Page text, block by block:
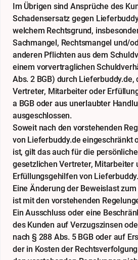
Im Übrigen sind Ansprüche des
Schadensersatz gegen
welchem Rechtsgrund,
Sachmangel, Rechtsmangel und/
anderen Pflichten aus dem
einem vorvertraglichen
Abs. 2 BGB) durch
Vertreter, Mitarbeiter oder
a BGB oder aus unerlaubter
ausgeschlossen.
Soweit nach den vorstehenden
von Lieferbuddy.de eingeschränkt
ist, gilt das auch für die
gesetzlichen Vertreter, Mitarbeiter
Erfüllungsgehilfen von
Eine Änderung der Beweislast
ist mit den vorstehenden
Ein Ausschluss oder eine
des Kunden auf Verzugszinsen
nach § 288 Abs. 5 BGB oder auf
der in Kosten der